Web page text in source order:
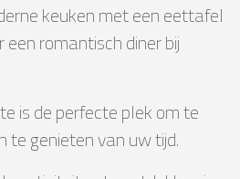
keuken met een eettafel
romantisch diner bij
is de perfecte plek om te
te genieten van uw tijd.